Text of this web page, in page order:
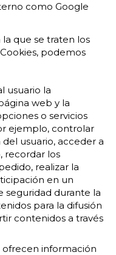
como Google
que se traten los
podemos
usuario la
web y la
o servicios
ejemplo, controlar
usuario, acceder a
recordar los
realizar la
en un
seguridad durante la
para la difusión
contenidos a través
ofrecen información